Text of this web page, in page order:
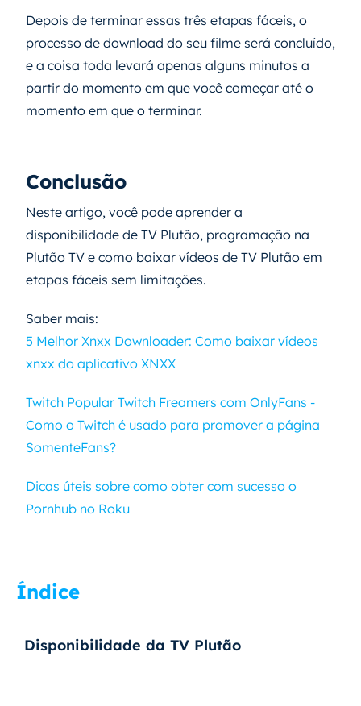
Depois de terminar essas três etapas fáceis, o
processo de download do seu filme será concluído,
e a coisa toda levará apenas alguns minutos a
partir do momento em que você começar até o
momento em que o terminar.
Conclusão
Neste artigo, você pode aprender a
disponibilidade de TV Plutão, programação na
Plutão TV e como baixar vídeos de TV Plutão em
etapas fáceis sem limitações.
Saber mais:
5 Melhor Xnxx Downloader: Como baixar vídeos
xnxx do aplicativo XNXX
Twitch Popular Twitch Freamers com OnlyFans -
Como o Twitch é usado para promover a página
SomenteFans?
Dicas úteis sobre como obter com sucesso o
Pornhub no Roku
Índice
Disponibilidade da TV Plutão